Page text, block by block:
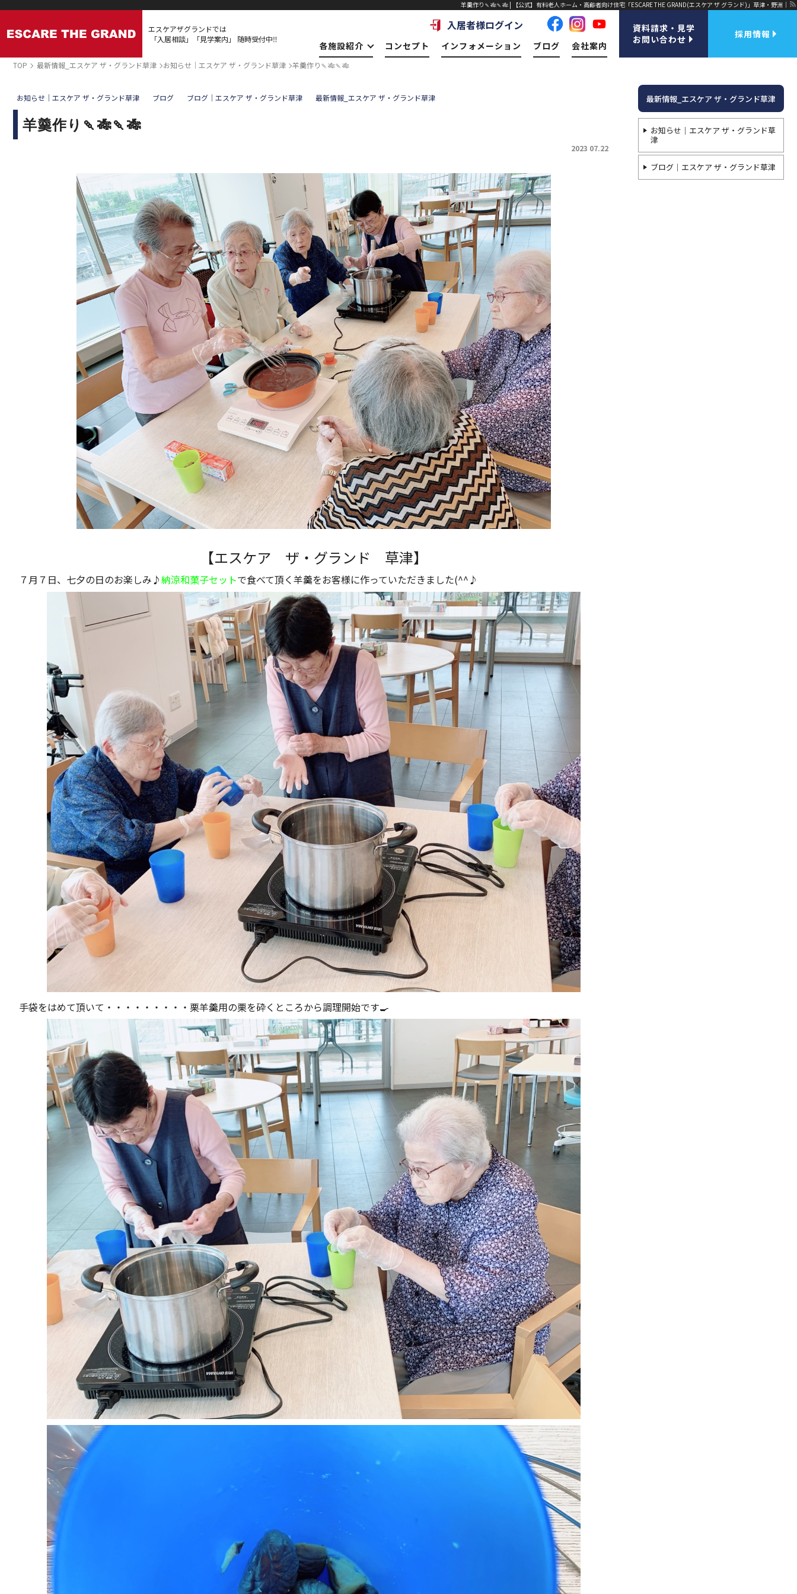
羊羹作り🍡🎋🍡🎋 | 【公式】有料老人ホーム・高齢者向け住宅「ESCARE THE GRAND(エスケア ザ グランド)」草津・野洲｜
エスケアザグランドでは
「入居相談」「見学案内」
随時受付中‼
入居者様ログイン
各施設紹介 コンセプト インフォメーション ブログ 会社案内
資料請求・見学
お問い合わせ
採用情報
TOP 最新情報_エスケア ザ・グランド草津 お知らせ｜エスケア ザ・グランド草津 羊羹作り🍡🎋🍡🎋
お知らせ｜エスケア ザ・グランド草津 ブログ ブログ｜エスケア ザ・グランド草津 最新情報_エスケア ザ・グランド草津
羊羹作り🍡🎋🍡🎋
2023 07.22
【エスケア ザ・グランド 草津】
７月７日、七夕の日のお楽しみ♪納涼和菓子セットで食べて頂く羊羹をお客様に作っていただきました(^^♪
手袋をはめて頂いて・・・・・・・・・栗羊羹用の栗を砕くところから調理開始です🍳
最新情報_エスケア ザ・グランド草津
お知らせ｜エスケア ザ・グランド草
津
ブログ｜エスケア ザ・グランド草津